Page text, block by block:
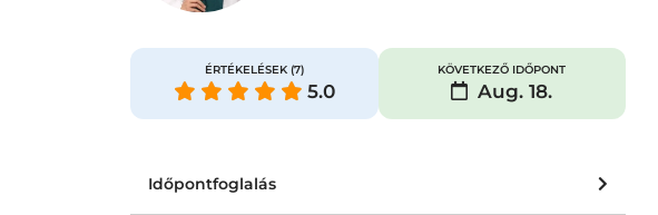
ÉRTÉKELÉSEK (7)
5.0
KÖVETKEZŐ IDŐPONT
Aug. 18.
Időpontfoglalás